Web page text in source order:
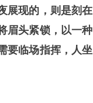
展现的，则是刻在
眉头紧锁，以一种
要临场指挥，人坐